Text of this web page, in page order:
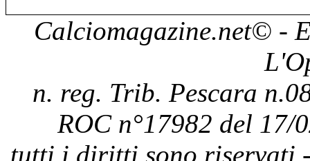
Calciomagazine.net© -
n. reg. Trib. Pescara
ROC n°17982 del 17/
tutti i diritti sono riservati